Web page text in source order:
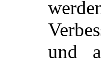
und